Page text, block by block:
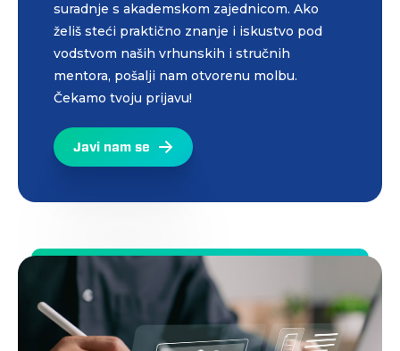
suradnje s akademskom zajednicom. Ako
želiš steći praktično znanje i iskustvo pod
vodstvom naših vrhunskih i stručnih
mentora, pošalji nam otvorenu molbu.
Čekamo tvoju prijavu!
Javi nam se